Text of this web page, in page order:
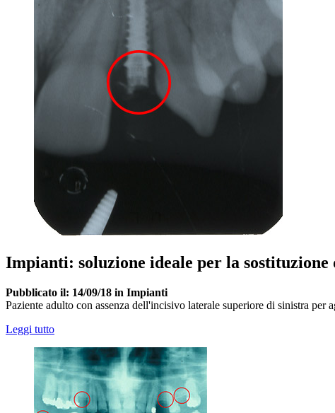
Impianti: soluzione ideale per la sostituzione
Pubblicato il: 14/09/18 in Impianti
Paziente adulto con assenza dell'incisivo laterale superiore di sinistra per
Leggi tutto